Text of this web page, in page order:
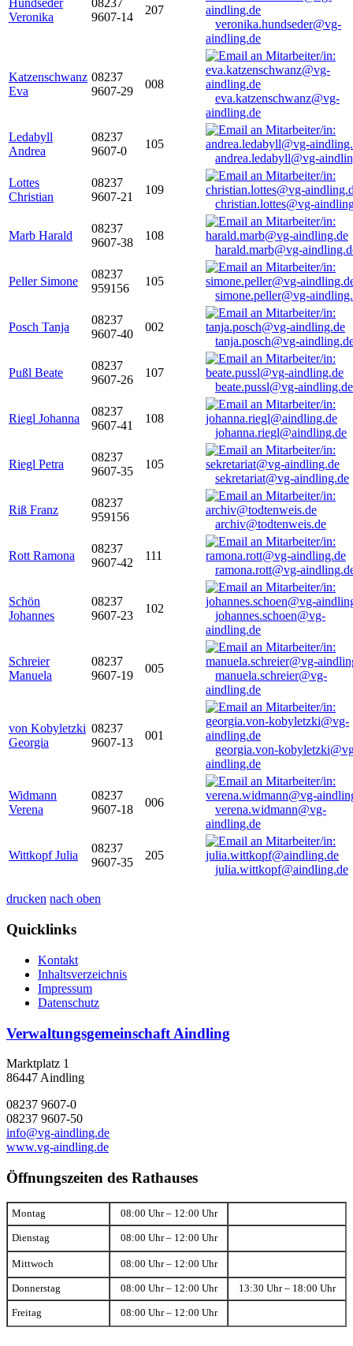
Hundseder
Veronika
08237
9607-14
207
veronika.hundseder@vg-
aindling.de
Katzenschwanz
Eva
08237
9607-29
008
eva.katzenschwanz@vg-
aindling.de
Ledabyll
Andrea
08237
9607-0
105
andrea.ledabyll@vg-
Lottes
Christian
08237
9607-21
109
christian.lottes@vg-
Marb Harald
08237
9607-38
108
harald.marb@vg-
Peller Simone
08237
959156
105
simone.peller@vg-
Posch Tanja
08237
9607-40
002
tanja.posch@vg-
Pußl Beate
08237
9607-26
107
beate.pussl@vg-aindling.de
Riegl Johanna
08237
9607-41
108
johanna.riegl@aindling.de
Riegl Petra
08237
9607-35
105
sekretariat@vg-aindling.de
Riß Franz
08237
959156
archiv@todtenweis.de
Rott Ramona
08237
9607-42
111
ramona.rott@vg-
Schön
Johannes
08237
9607-23
102
johannes.schoen@vg-
aindling.de
Schreier
Manuela
08237
9607-19
005
manuela.schreier@vg-
aindling.de
von Kobyletzki
Georgia
08237
9607-13
001
georgia.von-
aindling.de
Widmann
Verena
08237
9607-18
006
verena.widmann@vg-
aindling.de
Wittkopf Julia
08237
9607-35
205
julia.wittkopf@aindling.de
drucken nach oben
Quicklinks
Kontakt
Inhaltsverzeichnis
Impressum
Datenschutz
Verwaltungsgemeinschaft Aindling
Marktplatz 1
86447 Aindling
08237 9607-0
08237 9607-50
info@vg-aindling.de
www.vg-aindling.de
Öffnungszeiten des Rathauses
Montag 08:00 Uhr – 12:00 Uhr
Dienstag 08:00 Uhr – 12:00 Uhr
Mittwoch 08:00 Uhr – 12:00 Uhr
Donnerstag 08:00 Uhr – 12:00 Uhr 13:30 Uhr – 18:00 Uhr
Freitag 08:00 Uhr – 12:00 Uhr